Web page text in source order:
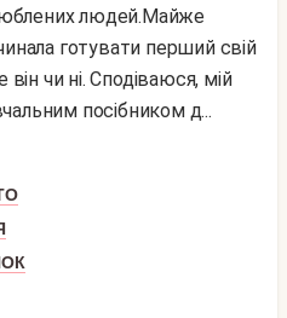
людей.Майже
готувати перший свій
чи ні. Сподіваюся, мій
посібником д...